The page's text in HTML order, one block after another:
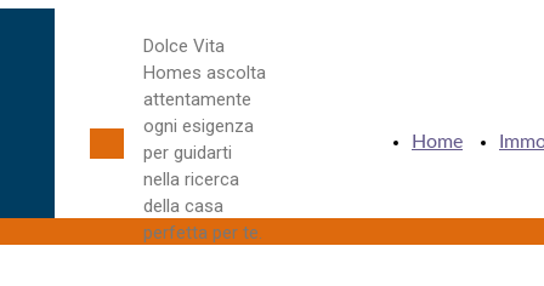
Dolce Vita
Homes ascolta
attentamente
ogni esigenza
per guidarti
nella ricerca
della casa
perfetta per te.
Home
#lorem ipsum#